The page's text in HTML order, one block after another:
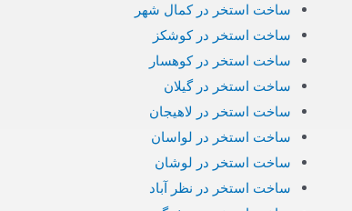
ساخت استخر در کمال شهر
ساخت استخر در کوشکز
ساخت استخر در کوهسار
ساخت استخر در گیلان
ساخت استخر در لاهیجان
ساخت استخر در لواسان
ساخت استخر در لوشان
ساخت استخر در نظر آباد